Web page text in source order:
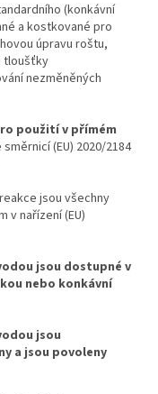
(konkávní
a kostkované pro
úpravu roštu,
tloušťky
nezměněných
použití v přímém
(EU) 2020/2184
jsou všechny
v nařízení (EU)
jsou dostupné v
nebo konkávní
jsou
a jsou povoleny